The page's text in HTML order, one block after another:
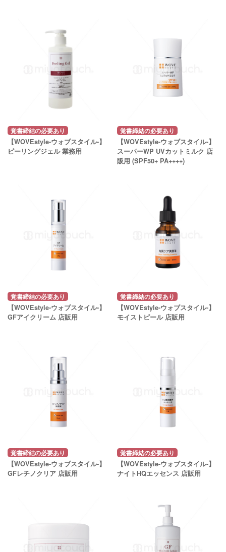
覚書締結の必要あり
【WOVEstyle-ウォブスタイル-】
ピーリングジェル 業務用
覚書締結の必要あり
【WOVEstyle-ウォブスタイル-】
スーパーWP UVカットミルク 店
販用 (SPF50+ PA++++)
覚書締結の必要あり
【WOVEstyle-ウォブスタイル-】
GFアイクリーム 店販用
覚書締結の必要あり
【WOVEstyle-ウォブスタイル-】
モイストピール 店販用
覚書締結の必要あり
【WOVEstyle-ウォブスタイル-】
GFレチノクリア 店販用
覚書締結の必要あり
【WOVEstyle-ウォブスタイル-】
ナイトHQエッセンス 店販用